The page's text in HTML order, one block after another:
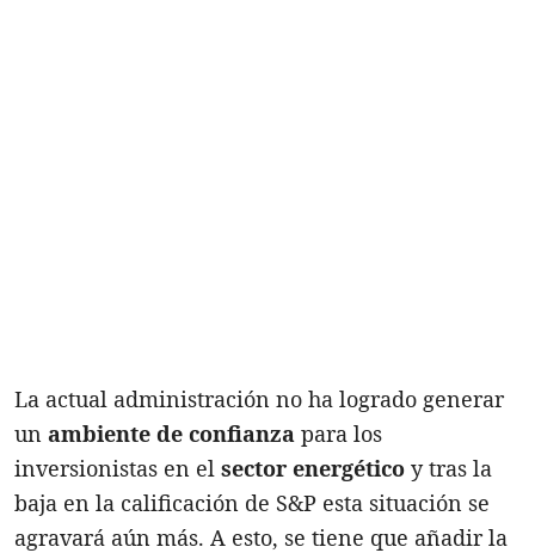
La actual administración no ha logrado generar
un ambiente de confianza para los
inversionistas en el sector energético y tras la
baja en la calificación de S&P esta situación se
agravará aún más. A esto, se tiene que añadir la